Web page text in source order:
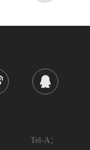
Tel-A：